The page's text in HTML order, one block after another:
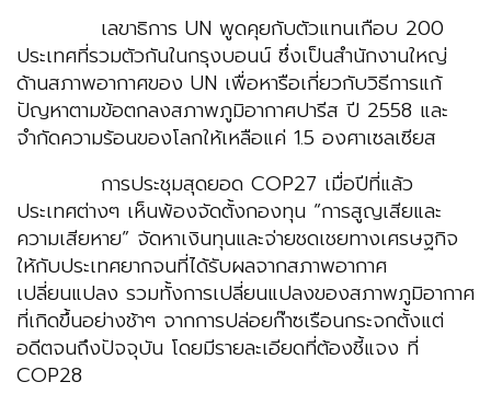
เลขาธิการ UN พูดคุยกับตัวแทนเกือบ 200
ประเทศที่รวมตัวกันในกรุงบอนน์ ซึ่งเป็นสำนักงานใหญ่
ด้านสภาพอากาศของ UN เพื่อหารือเกี่ยวกับวิธีการแก้
ปัญหาตามข้อตกลงสภาพภูมิอากาศปารีส ปี 2558 และ
จำกัดความร้อนของโลกให้เหลือแค่ 1.5 องศาเซลเซียส
การประชุมสุดยอด COP27 เมื่อปีที่แล้ว
ประเทศต่างๆ เห็นพ้องจัดตั้งกองทุน “การสูญเสียและ
ความเสียหาย” จัดหาเงินทุนและจ่ายชดเชยทางเศรษฐกิจ
ให้กับประเทศยากจนที่ได้รับผลจากสภาพอากาศ
เปลี่ยนแปลง รวมทั้งการเปลี่ยนแปลงของสภาพภูมิอากาศ
ที่เกิดขึ้นอย่างช้าๆ จากการปล่อยก๊าซเรือนกระจกตั้งแต่
อดีตจนถึงปัจจุบัน โดยมีรายละเอียดที่ต้องชี้แจง ที่
COP28